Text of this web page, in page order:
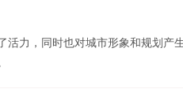
力，同时也对城市形象和规划产